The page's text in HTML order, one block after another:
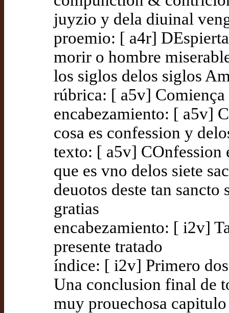
juyzio y dela diuinal
proemio: [ a4r]
morir o hombre
los siglos delos siglos
rúbrica: [ a5v] Comiença
encabezamiento: [ a5v]
cosa es confession y
texto: [ a5v] COnfession
que es vno delos siete
deuotos deste tan
gratias
encabezamiento: [ i2v]
presente tratado
índice: [ i2v] Primero
Una conclusion final de
muy prouechosa